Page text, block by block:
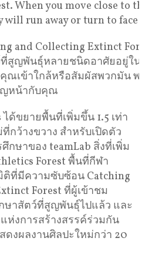
and Collecting Extinct Forest
ที่สูญพันธุ์หลายชนิดอาศัยอยู่ใน
ณเข้าใกล้หรือสัมผัสพวกมัน พวกมั
หน้ากับคุณ
ได้ขยายพื้นที่เพิ่มขึ้น 1.5 เท่า
กว้างขวาง สำหรับเปิดตัว
กษาของ teamLab สิ่งที่เพิ่ม
Forest พื้นที่กีฬา
ติที่มีความซับซ้อน Catching
Forest ที่ผู้เข้าชม
ษาสัตว์ที่สูญพันธุ์ไปแล้ว และ
ห่งการสร้างสรรค์ร่วมกัน
งผลงานศิลปะใหม่กว่า 20